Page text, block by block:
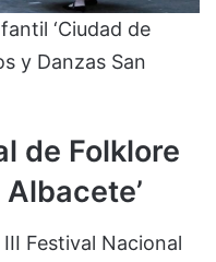
‘Ciudad de
y Danzas San
de Folklore
Festival Nacional